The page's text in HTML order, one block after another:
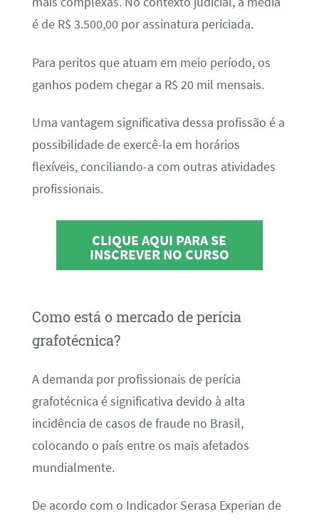
é de R$ 3.500,00 por assinatura periciada.
Para peritos que atuam em meio período, os
ganhos podem chegar a R$ 20 mil mensais.
Uma vantagem significativa dessa profissão é a
possibilidade de exercê-la em horários
flexíveis, conciliando-a com outras atividades
profissionais.
CLIQUE AQUI PARA SE
INSCREVER NO CURSO
Como está o mercado de perícia
grafotécnica?
A demanda por profissionais de perícia
grafotécnica é significativa devido à alta
incidência de casos de fraude no Brasil,
colocando o país entre os mais afetados
mundialmente.
De acordo com o Indicador Serasa Experian de